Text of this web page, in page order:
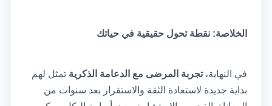
الخلاصة: نقطة تحول حقيقية في حياتك
في النهاية، تجربة المرضى مع الدعامة الذكرية